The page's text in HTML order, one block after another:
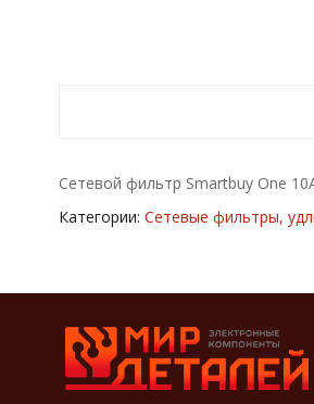
Сетевой фильтр Smartbuy One
Категории: Сетевые фильтры,